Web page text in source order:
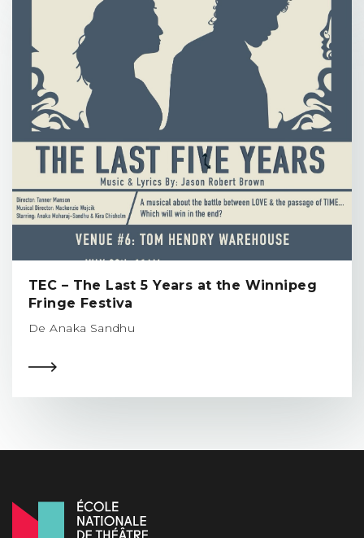
TEC – The Last 5 Years at the Winnipeg
Fringe Festiva
De Anaka Sandhu